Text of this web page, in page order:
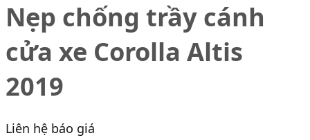
Nẹp chống trầy cánh
cửa xe Corolla Altis
2019
Liên hệ báo giá